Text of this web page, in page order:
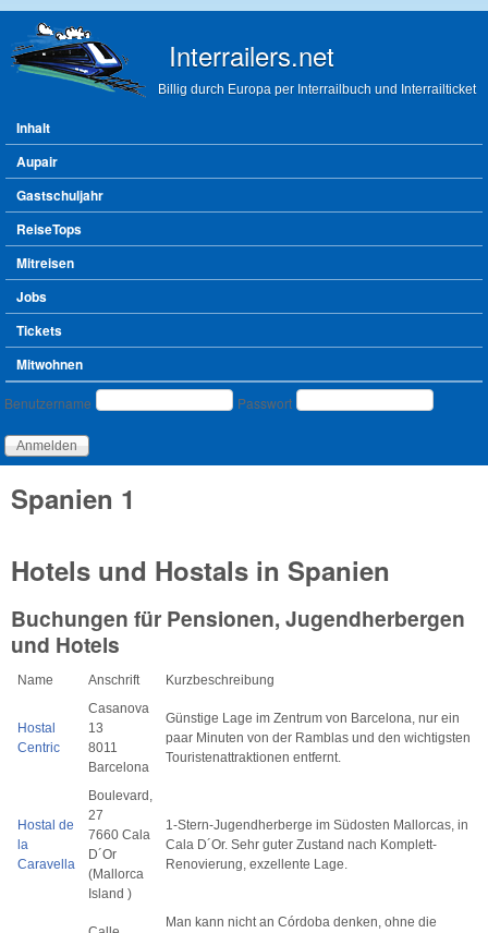
Interrailers.net
Billig durch Europa per Interrailbuch und Interrailticket
Hauptmenü
Inhalt
Aupair
Gastschuljahr
ReiseTops
Mitreisen
Jobs
Tickets
Mitwohnen
Benutzeranmeldung
Benutzername Passwort
Spanien 1
Hotels und Hostals in Spanien
Buchungen für Pensionen, Jugendherbergen
und Hotels
Name Anschrift Kurzbeschreibung
Hostal
Centric
Casanova
13
8011
Barcelona
Günstige Lage im Zentrum von Barcelona, nur ein
paar Minuten von der Ramblas und den wichtigsten
Touristenattraktionen entfernt.
Hostal de
la
Caravella
Boulevard,
27
7660 Cala
D´Or
(Mallorca
Island )
1-Stern-Jugendherberge im Südosten Mallorcas, in
Cala D´Or. Sehr guter Zustand nach Komplett-
Renovierung, exzellente Lage.
Man kann nicht an Córdoba denken, ohne die